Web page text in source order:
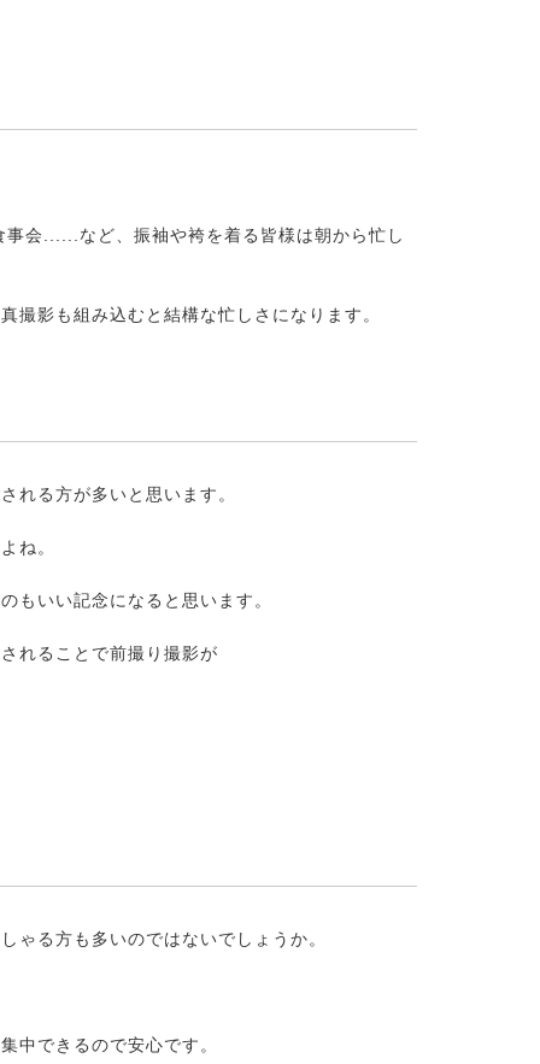
会......など、振袖や袴を着る皆様は朝から忙し
撮影も組み込むと結構な忙しさになります。
れる方が多いと思います。
ね。
もいい記念になると思います。
れることで前撮り撮影が
ゃる方も多いのではないでしょうか。
中できるので安心です。